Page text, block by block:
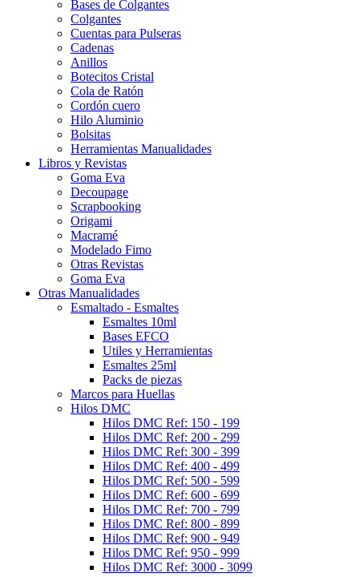
Bases de Colgantes
Colgantes
Cuentas para Pulseras
Cadenas
Anillos
Botecitos Cristal
Cola de Ratón
Cordón cuero
Hilo Aluminio
Bolsitas
Herramientas Manualidades
Libros y Revistas
Goma Eva
Decoupage
Scrapbooking
Origami
Macramé
Modelado Fimo
Otras Revistas
Goma Eva
Otras Manualidades
Esmaltado - Esmaltes
Esmaltes 10ml
Bases EFCO
Utiles y Herramientas
Esmaltes 25ml
Packs de piezas
Marcos para Huellas
Hilos DMC
Hilos DMC Ref: 150 - 199
Hilos DMC Ref: 200 - 299
Hilos DMC Ref: 300 - 399
Hilos DMC Ref: 400 - 499
Hilos DMC Ref: 500 - 599
Hilos DMC Ref: 600 - 699
Hilos DMC Ref: 700 - 799
Hilos DMC Ref: 800 - 899
Hilos DMC Ref: 900 - 949
Hilos DMC Ref: 950 - 999
Hilos DMC Ref: 3000 - 3099